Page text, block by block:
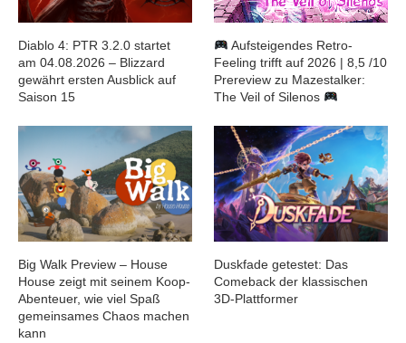
Diablo 4: PTR 3.2.0 startet
am 04.08.2026 – Blizzard
gewährt ersten Ausblick auf
Saison 15
Aufsteigendes Retro-
Feeling trifft auf 2026 | 8,5 /10
Prereview zu Mazestalker:
The Veil of Silenos
Big Walk Preview – House
House zeigt mit seinem Koop-
Abenteuer, wie viel Spaß
gemeinsames Chaos machen
kann
Duskfade getestet: Das
Comeback der klassischen
3D-Plattformer